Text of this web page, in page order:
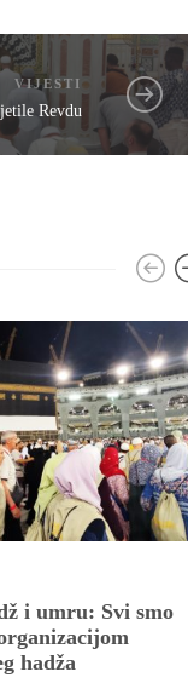
VIJESTI
Revdu
i umru: Svi smo
hadža